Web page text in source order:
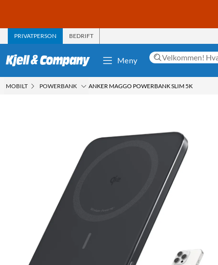
PRIVATPERSON BEDRIFT
Meny
MOBILT POWERBANK ANKER MAGGO POWERBANK SLIM 5K